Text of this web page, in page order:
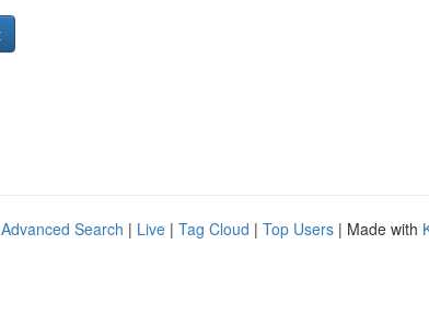
Advanced Search | Live | Tag Cloud | Top Users | Made with